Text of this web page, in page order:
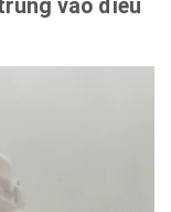
vào điều